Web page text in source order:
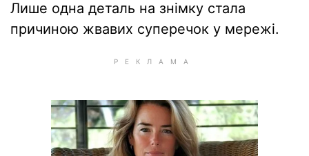
Лише одна деталь на знімку стала
причиною жвавих суперечок у мережі.